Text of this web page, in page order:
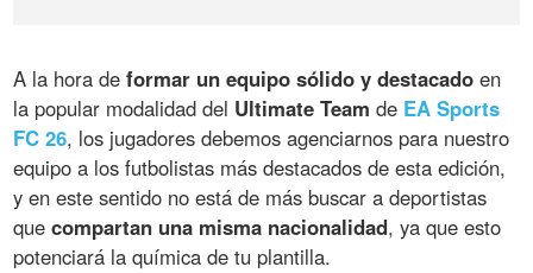
A la hora deformar un equipo sólido y destacado en
la popular modalidad del Ultimate Team de EA Sports
FC 26, los jugadores debemos agenciarnos para nuestro
equipo a los futbolistas más destacados de esta edición,
y en este sentido no está de más buscar a deportistas
quecompartan una misma nacionalidad, ya que esto
potenciará la química de tu plantilla.